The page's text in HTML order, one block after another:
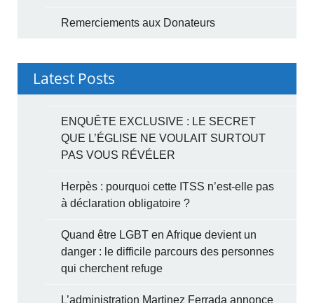
Remerciements aux Donateurs
Latest Posts
ENQUÊTE EXCLUSIVE : LE SECRET
QUE L’ÉGLISE NE VOULAIT SURTOUT
PAS VOUS RÉVÉLER
Herpès : pourquoi cette ITSS n’est-elle pas
à déclaration obligatoire ?
Quand être LGBT en Afrique devient un
danger : le difficile parcours des personnes
qui cherchent refuge
L’administration Martinez Ferrada annonce